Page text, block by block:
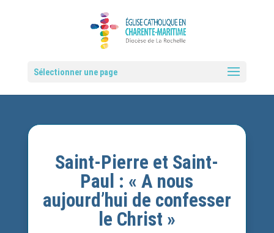
Sélectionner une page
Saint-Pierre et Saint-
Paul : « A nous
aujourd’hui de confesser
le Christ »